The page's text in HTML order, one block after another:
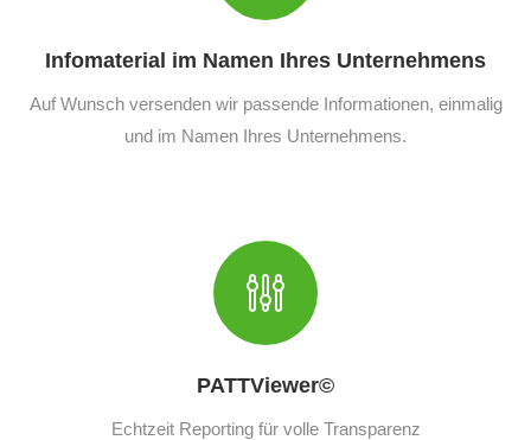
Infomaterial im Namen Ihres Unternehmens
Auf Wunsch versenden wir passende Informationen, einmalig
und im Namen Ihres Unternehmens.
PATTViewer©
Echtzeit Reporting für volle Transparenz